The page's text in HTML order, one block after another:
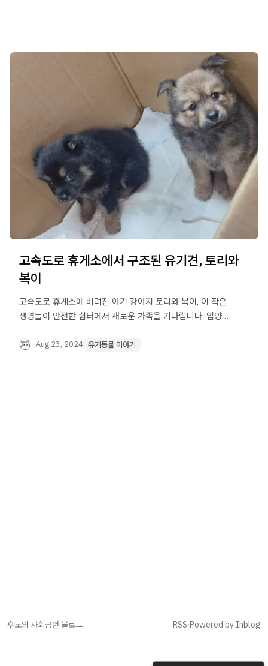
고속도로 휴게소에서 구조된 유기견, 토리와
복이
고속도로 휴게소에 버려진 아기 강아지 토리와 복이, 이 작은
생명들이 안전한 쉼터에서 새로운 가족을 기다립니다. 입양과
Aug 23, 2024 유기동물 이야기
후노의 사회공헌 블로그 RSS·Powered by Inblog